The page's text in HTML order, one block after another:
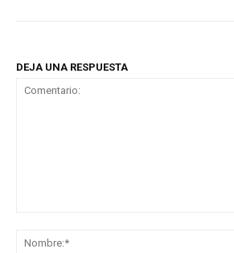
DEJA UNA RESPUESTA